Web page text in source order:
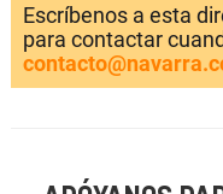
Escríbenos a esta
para contactar